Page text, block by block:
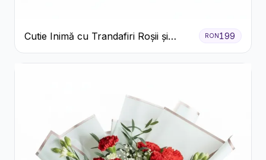
Cutie Inimă cu Trandafiri Roșii și
Ferrero Rocher
RON 199